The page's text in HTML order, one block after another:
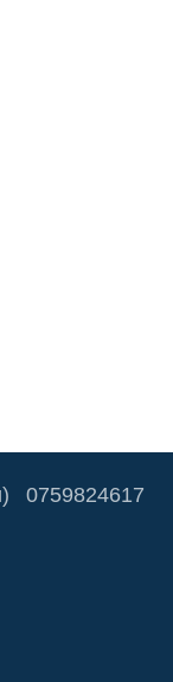
0759824617